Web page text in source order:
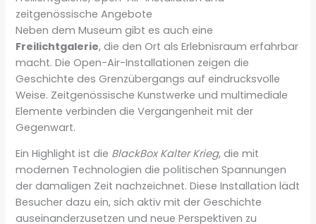
zeitgenössische Angebote
Neben dem Museum gibt es auch eine
Freilichtgalerie, die den Ort als Erlebnisraum erfahrbar
macht. Die Open-Air-Installationen zeigen die
Geschichte des Grenzübergangs auf eindrucksvolle
Weise. Zeitgenössische Kunstwerke und multimediale
Elemente verbinden die Vergangenheit mit der
Gegenwart.
Ein Highlight ist die BlackBox Kalter Krieg, die mit
modernen Technologien die politischen Spannungen
der damaligen Zeit nachzeichnet. Diese Installation lädt
Besucher dazu ein, sich aktiv mit der Geschichte
auseinanderzusetzen und neue Perspektiven zu